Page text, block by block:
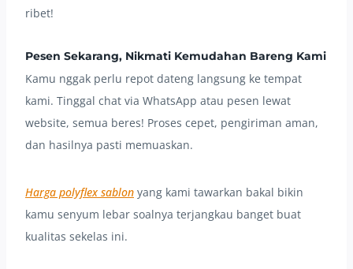
ribet!
Pesen Sekarang, Nikmati Kemudahan Bareng Kami
Kamu nggak perlu repot dateng langsung ke tempat
kami. Tinggal chat via WhatsApp atau pesen lewat
website, semua beres! Proses cepet, pengiriman aman,
dan hasilnya pasti memuaskan.
Harga polyflex sablon yang kami tawarkan bakal bikin
kamu senyum lebar soalnya terjangkau banget buat
kualitas sekelas ini.